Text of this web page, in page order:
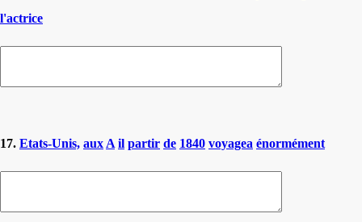
l'actrice
17. Etats-Unis, aux A il partir de 1840 voyagea énormément